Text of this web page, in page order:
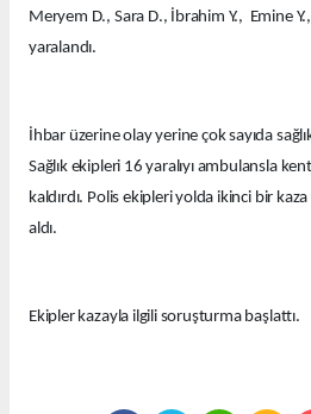
Meryem D., Sara D., İbrahim Y., Emine
yaralandı.
İhbar üzerine olay yerine çok sayıda
Sağlık ekipleri 16 yaralıyı ambulansla
kaldırdı. Polis ekipleri yolda ikinci bir
aldı.
Ekipler kazayla ilgili soruşturma başlattı.